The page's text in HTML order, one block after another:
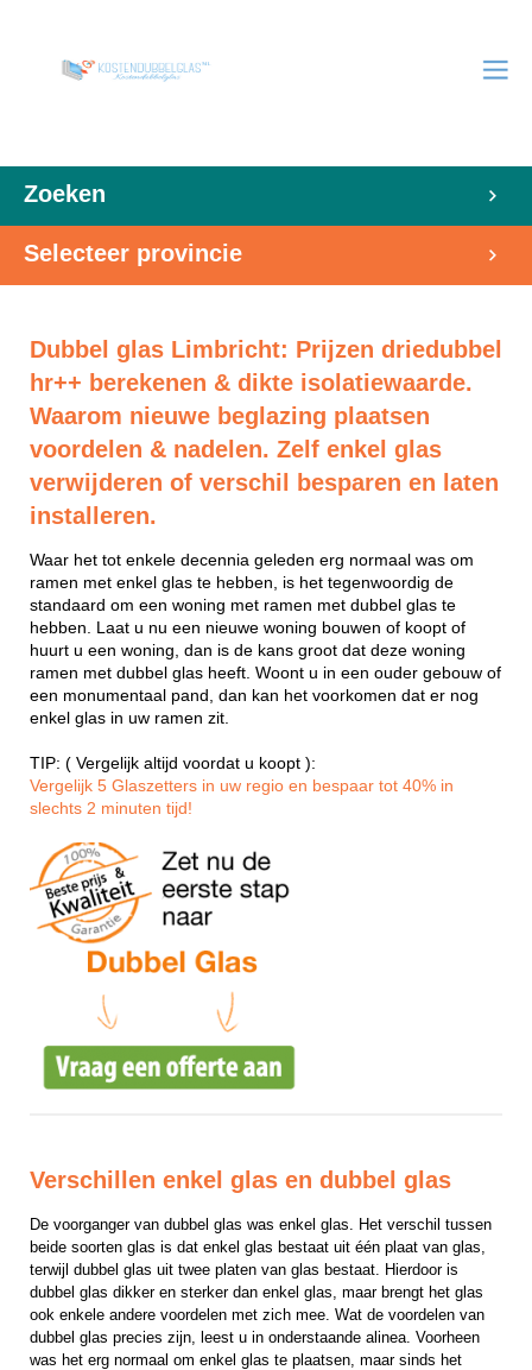
Zoeken
Selecteer provincie
Dubbel glas Limbricht: Prijzen driedubbel
hr++ berekenen & dikte isolatiewaarde.
Waarom nieuwe beglazing plaatsen
voordelen & nadelen. Zelf enkel glas
verwijderen of verschil besparen en laten
installeren.
Waar het tot enkele decennia geleden erg normaal was om
ramen met enkel glas te hebben, is het tegenwoordig de
standaard om een woning met ramen met dubbel glas te
hebben. Laat u nu een nieuwe woning bouwen of koopt of
huurt u een woning, dan is de kans groot dat deze woning
ramen met dubbel glas heeft. Woont u in een ouder gebouw of
een monumentaal pand, dan kan het voorkomen dat er nog
enkel glas in uw ramen zit.
TIP: ( Vergelijk altijd voordat u koopt ):
Vergelijk 5 Glaszetters in uw regio en bespaar tot 40% in
slechts 2 minuten tijd!
Verschillen enkel glas en dubbel glas
De voorganger van dubbel glas was enkel glas. Het verschil tussen
beide soorten glas is dat enkel glas bestaat uit één plaat van glas,
terwijl dubbel glas uit twee platen van glas bestaat. Hierdoor is
dubbel glas dikker en sterker dan enkel glas, maar brengt het glas
ook enkele andere voordelen met zich mee. Wat de voordelen van
dubbel glas precies zijn, leest u in onderstaande alinea. Voorheen
was het erg normaal om enkel glas te plaatsen, maar sinds het